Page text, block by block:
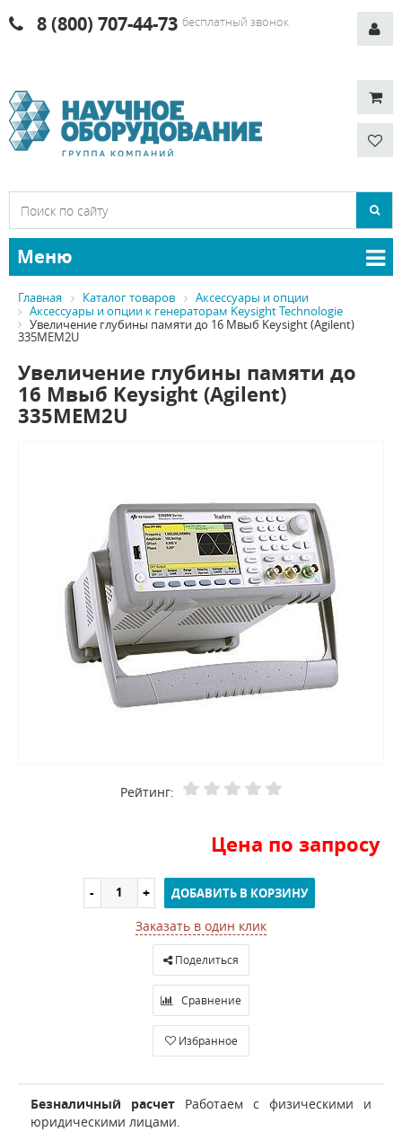
8 (800) 707-44-73 бесплатный звонок
Меню
Главная Каталог товаров
Аксессуары и опции
Аксессуары и опции к генераторам Keysight Technologie
Увеличение глубины памяти до 16 Мвыб Keysight (Agilent)
335MEM2U
Увеличение глубины памяти до
16 Мвыб Keysight (Agilent)
335MEM2U
Рейтинг:
Цена по запросу
ДОБАВИТЬ В КОРЗИНУ
Заказать в один клик
Поделиться
Сравнение
Избранное
Безналичный расчет Работаем с физическими и
юридическими лицами.